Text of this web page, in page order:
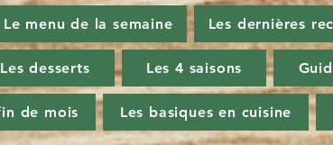
Le menu de la semaine Les dernières
Les desserts Les 4 saisons
de mois Les basiques en cuisine